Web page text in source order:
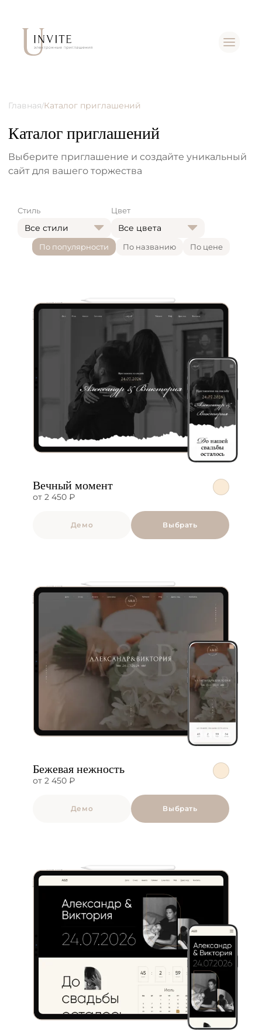
Главная/Каталог приглашений
Каталог приглашений
Выберите приглашение и создайте уникальный
сайт для вашего торжества
Стиль
Все стили
Цвет
Все цвета
По популярности По названию По цене
Вечный момент
от 2 450 ₽
Демо Выбрать
Бежевая нежность
от 2 450 ₽
Демо Выбрать